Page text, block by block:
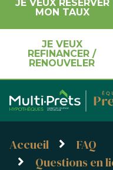
JE VEUX RÉSERVER
MON TAUX
JE VEUX
REFINANCER /
RENOUVELER
Accueil
FAQ
Questions en